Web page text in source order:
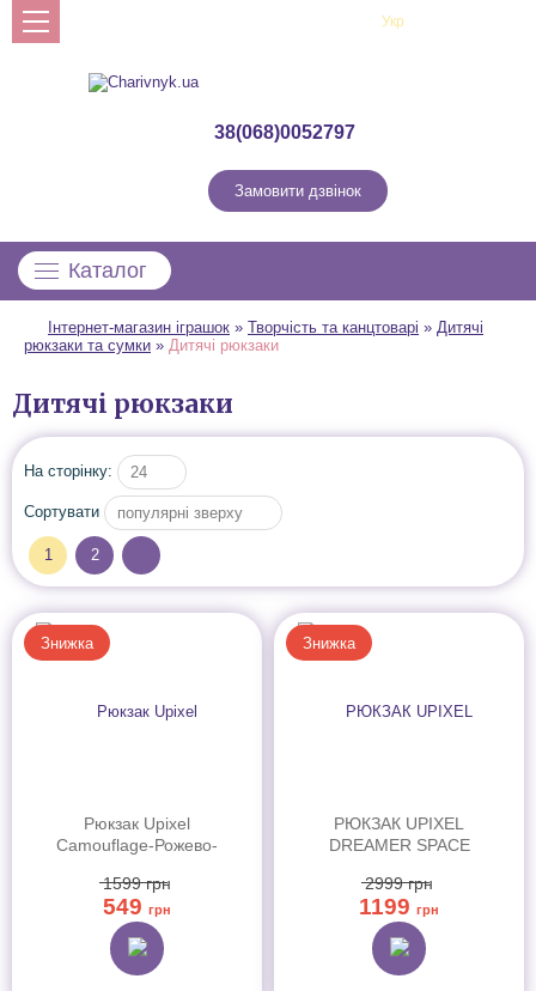
Укр
38(068)0052797
Замовити дзвінок
Каталог
Інтернет-магазин іграшок » Творчість та канцтоварі » Дитячі
рюкзаки та сумки » Дитячі рюкзаки
Дитячі рюкзаки
На сторінку: 24
Сортувати популярні зверху
1 2
Знижка
Рюкзак Upixel
Camouflage-Рожево-
1599грн
549 грн
Знижка
РЮКЗАК UPIXEL
DREAMER SPACE
ФІОЛЕТОВО-
БЛАКИТНИЙ (U23-X01-C)
2999грн
1199 грн